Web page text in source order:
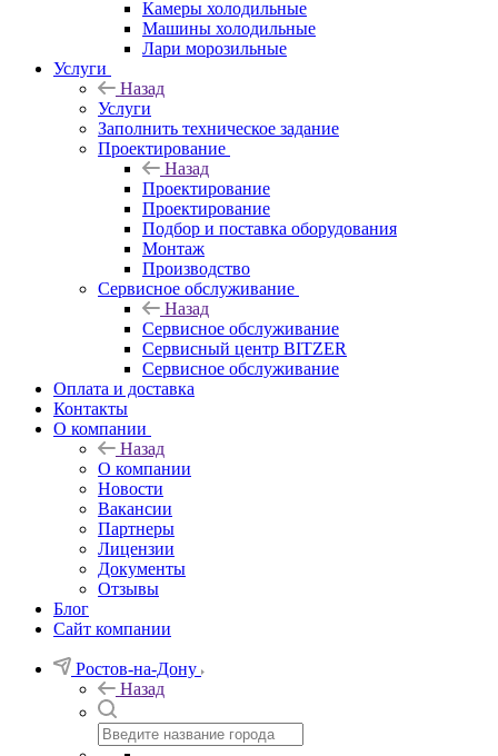
Камеры холодильные
Машины холодильные
Лари морозильные
Услуги
Назад
Услуги
Заполнить техническое задание
Проектирование
Назад
Проектирование
Проектирование
Подбор и поставка оборудования
Монтаж
Производство
Сервисное обслуживание
Назад
Сервисное обслуживание
Сервисный центр BITZER
Сервисное обслуживание
Оплата и доставка
Контакты
О компании
Назад
О компании
Новости
Вакансии
Партнеры
Лицензии
Документы
Отзывы
Блог
Сайт компании
Ростов-на-Дону
Назад